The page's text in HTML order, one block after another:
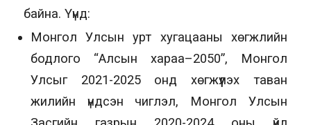
байна. Үүнд:
Монгол Улсын урт хугацааны хөгжлийн
бодлого “Алсын хараа–2050”, Монгол
Улсыг 2021-2025 онд хөгжүүлэх таван
жилийн үндсэн чиглэл, Монгол Улсын